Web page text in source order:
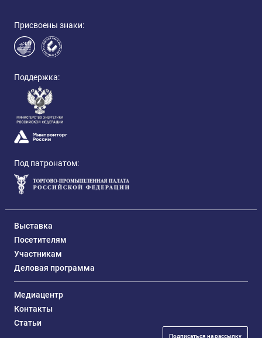
Присвоены знаки:
Поддержка:
Под патронатом:
Выставка
Посетителям
Участникам
Деловая программа
Медиацентр
Контакты
Статьи
Подписаться на рассылку